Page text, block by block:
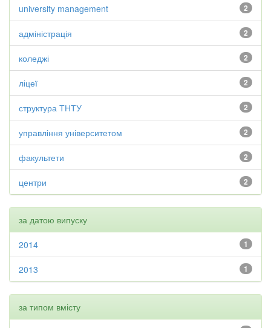
2
university management
2
адміністрація
2
коледжі
2
ліцеї
2
структура ТНТУ
2
управління університетом
2
факультети
2
центри
за датою випуску
1
2014
1
2013
за типом вмісту